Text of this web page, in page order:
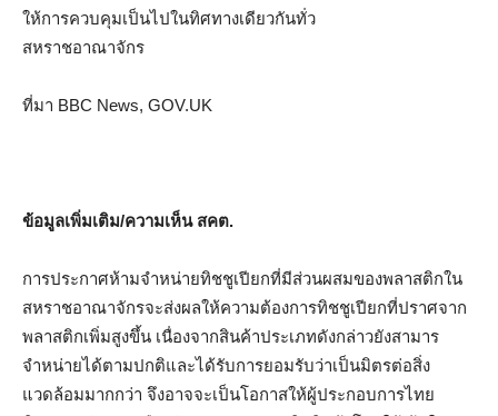
ให้การควบคุมเป็นไปในทิศทางเดียวกันทั่ว
สหราชอาณาจักร
ที่มา BBC News, GOV.UK
ข้อมูลเพิ่มเติม/ความเห็น สคต.
การประกาศห้ามจำหน่ายทิชชูเปียกที่มีส่วนผสมของพลาสติกใน
สหราชอาณาจักรจะส่งผลให้ความต้องการทิชชูเปียกที่ปราศจาก
พลาสติกเพิ่มสูงขึ้น เนื่องจากสินค้าประเภทดังกล่าวยังสามาร
จำหน่ายได้ตามปกติและได้รับการยอมรับว่าเป็นมิตรต่อสิ่ง
แวดล้อมมากกว่า จึงอาจจะเป็นโอกาสให้ผู้ประกอบการไทย